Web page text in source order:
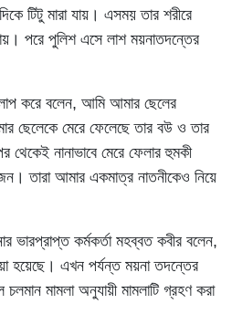
টিটু মারা যায়। এসময় তার শরীরে
পরে পুলিশ এসে লাশ ময়নাতদন্তের
করে বলেন, আমি আমার ছেলের
ছেলেকে মেরে ফেলেছে তার বউ ও তার
নানাভাবে মেরে ফেলার হুমকী
তারা আমার একমাত্র নাতনীকেও নিয়ে
ভারপ্রাপ্ত কর্মকর্তা মহব্বত কবীর বলেন,
হয়েছে। এখন পর্যন্ত ময়না তদন্তের
মামলা অনুযায়ী মামলাটি গ্রহণ করা